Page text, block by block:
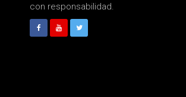
con responsabilidad.